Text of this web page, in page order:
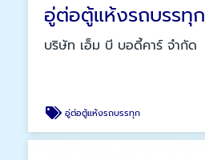
อู่ต่อตู้แห้งรถบรรทุก
บริษัท เอ็ม บี บอดี้คาร์ จำกัด
อู่ต่อตู้แห้งรถบรรทุก